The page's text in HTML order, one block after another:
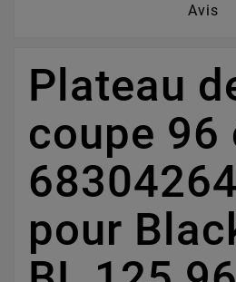
Avis
Plateau
coupe 96
pour